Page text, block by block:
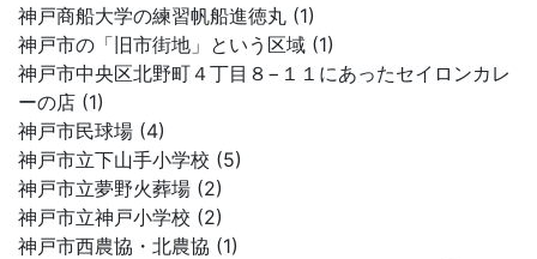
神戸商船大学の練習帆船進徳丸 (1)
神戸市の「旧市街地」という区域 (1)
神戸市中央区北野町４丁目８−１１にあったセイロンカレ
ーの店 (1)
神戸市民球場 (4)
神戸市立下山手小学校 (5)
神戸市立夢野火葬場 (2)
神戸市立神戸小学校 (2)
神戸市西農協・北農協 (1)